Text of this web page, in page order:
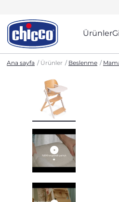
Ürünler
Ana sayfa Ürünler Beslenme